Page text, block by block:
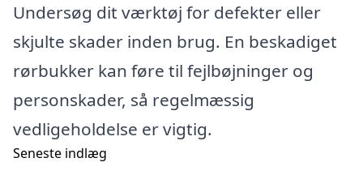
Undersøg dit værktøj for defekter eller
skjulte skader inden brug. En beskadiget
rørbukker kan føre til fejlbøjninger og
personskader, så regelmæssig
vedligeholdelse er vigtig.
Seneste indlæg